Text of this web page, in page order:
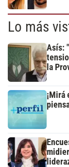
Lo más
Asís:
la
¡Mirá